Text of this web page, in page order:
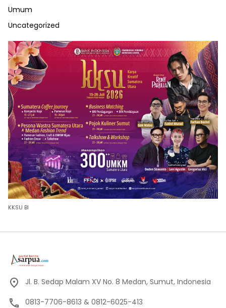
Umum
Uncategorized
KKSU BI
Jl. B. Sedap Malam XV No. 8 Medan, Sumut, Indonesia
0813-7706-8613 & 0812-6025-413